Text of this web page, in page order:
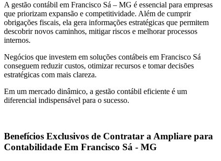
A gestão contábil em Francisco Sá – MG é essencial para empresas
que priorizam expansão e competitividade. Além de cumprir
obrigações fiscais, ela gera informações estratégicas que permitem
descobrir novos caminhos, mitigar riscos e melhorar processos
internos.
Negócios que investem em soluções contábeis em Francisco Sá
conseguem reduzir custos, otimizar recursos e tomar decisões
estratégicas com mais clareza.
Em um mercado dinâmico, a gestão contábil eficiente é um
diferencial indispensável para o sucesso.
Benefícios Exclusivos de Contratar a Ampliare para
Contabilidade Em Francisco Sá - MG